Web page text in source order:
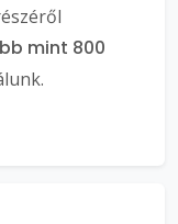
mint 800